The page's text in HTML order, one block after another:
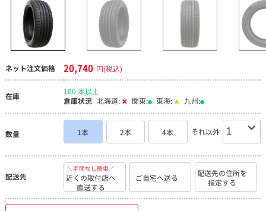
ネット注文価格 20,740 円(税込)
在庫
100 本以上
倉庫状況 北海道: 関東: 東海: 九州:
数量 1本 2本 4本 それ以外
配送先
＼手間なし簡単／
近くの取付店へ
直送する
ご自宅へ送る
配送先の住所を
指定する